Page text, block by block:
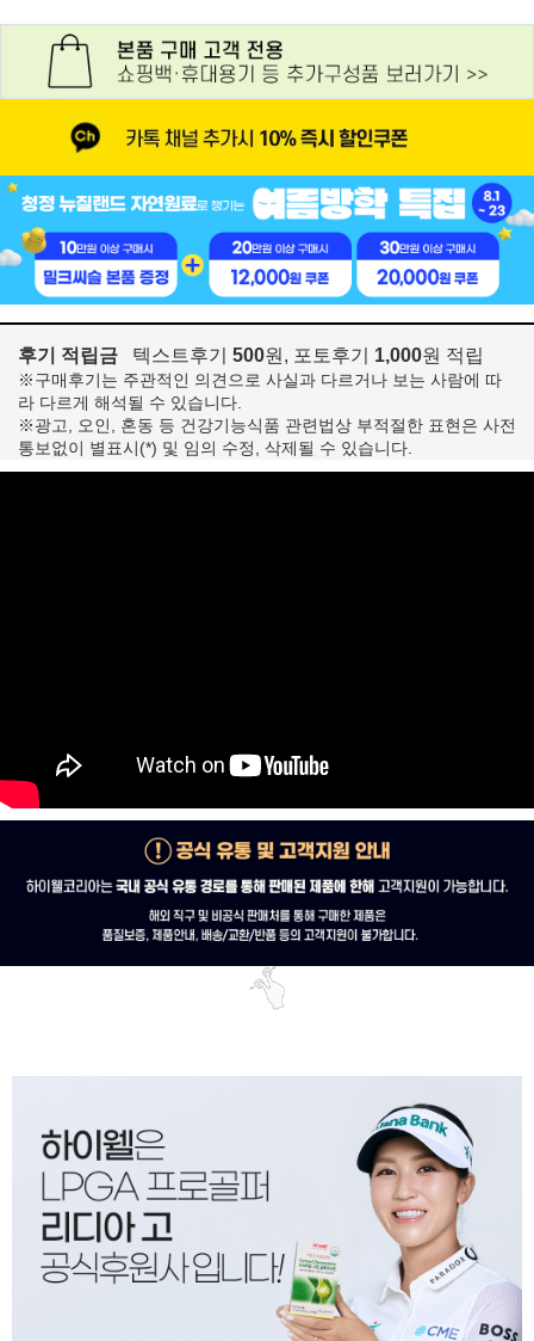
후기 적립금 텍스트후기 500원, 포토후기 1,000원 적립
※구매후기는 주관적인 의견으로 사실과 다르거나 보는 사람에 따
라 다르게 해석될 수 있습니다.
※광고, 오인, 혼동 등 건강기능식품 관련법상 부적절한 표현은 사전
통보없이 별표시(*) 및 임의 수정, 삭제될 수 있습니다.